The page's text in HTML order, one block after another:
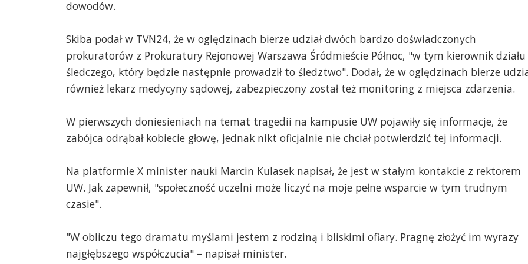
dowodów.
Skiba podał w TVN24, że w oględzinach bierze udział dwóch bardzo doświadczonych
prokuratorów z Prokuratury Rejonowej Warszawa Śródmieście Północ, "w tym kierownik działu
śledczego, który będzie następnie prowadził to śledztwo". Dodał, że w oględzinach bierze
również lekarz medycyny sądowej, zabezpieczony został też monitoring z miejsca zdarzenia.
W pierwszych doniesieniach na temat tragedii na kampusie UW pojawiły się informacje, że
zabójca odrąbał kobiecie głowę, jednak nikt oficjalnie nie chciał potwierdzić tej informacji.
Na platformie X minister nauki Marcin Kulasek napisał, że jest w stałym kontakcie z rektorem
UW. Jak zapewnił, "społeczność uczelni może liczyć na moje pełne wsparcie w tym trudnym
czasie".
"W obliczu tego dramatu myślami jestem z rodziną i bliskimi ofiary. Pragnę złożyć im wyrazy
najgłębszego współczucia" – napisał minister.